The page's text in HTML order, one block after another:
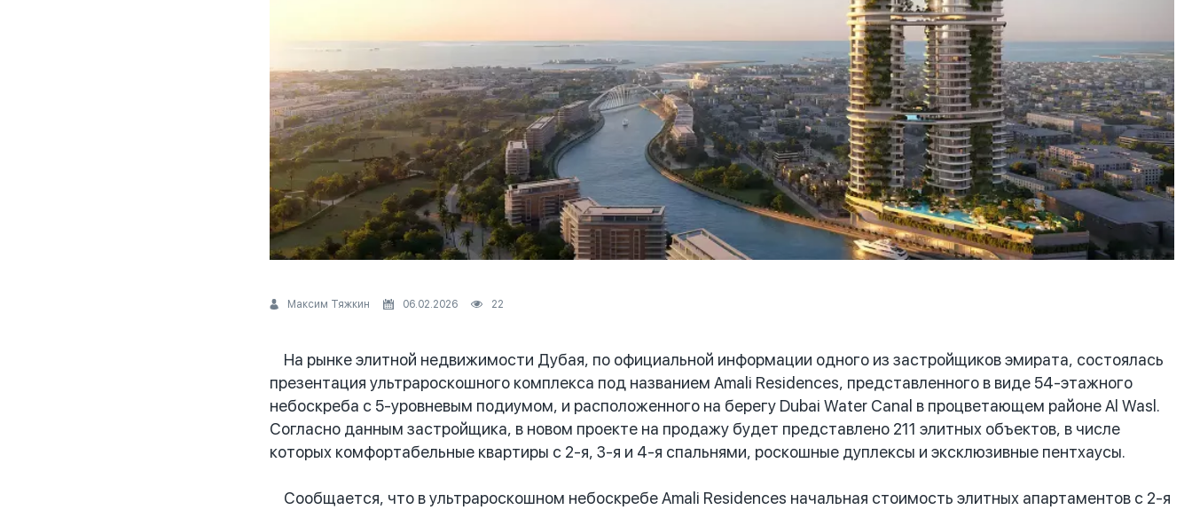
Максим Тяжкин 06.02.2026 22
На рынке элитной недвижимости Дубая, по официальной информации одного из застройщиков эмирата, состоялась
презентация ультрароскошного комплекса под названием Amali Residences, представленного в виде 54-этажного
небоскреба с 5-уровневым подиумом, и расположенного на берегу Dubai Water Canal в процветающем районе Al Wasl.
Согласно данным застройщика, в новом проекте на продажу будет представлено 211 элитных объектов, в числе
которых комфортабельные квартиры с 2-я, 3-я и 4-я спальнями, роскошные дуплексы и эксклюзивные пентхаусы.
Сообщается, что в ультрароскошном небоскребе Amali Residences начальная стоимость элитных апартаментов с 2-я